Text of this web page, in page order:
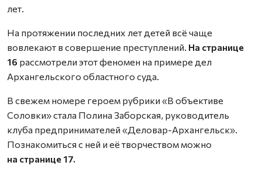
лет.
На протяжении последних лет детей всё чаще
вовлекают в совершение преступлений. На странице
16 рассмотрели этот феномен на примере дел
Архангельского областного суда.
В свежем номере героем рубрики «В объективе
Соловки» стала Полина Заборская, руководитель
клуба предпринимателей «Деловар-Архангельск».
Познакомиться с ней и её творчеством можно
на странице 17.